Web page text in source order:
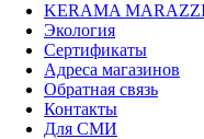
KERAMA
Экология
Сертификаты
Адреса магазинов
Обратная связь
Контакты
Для СМИ